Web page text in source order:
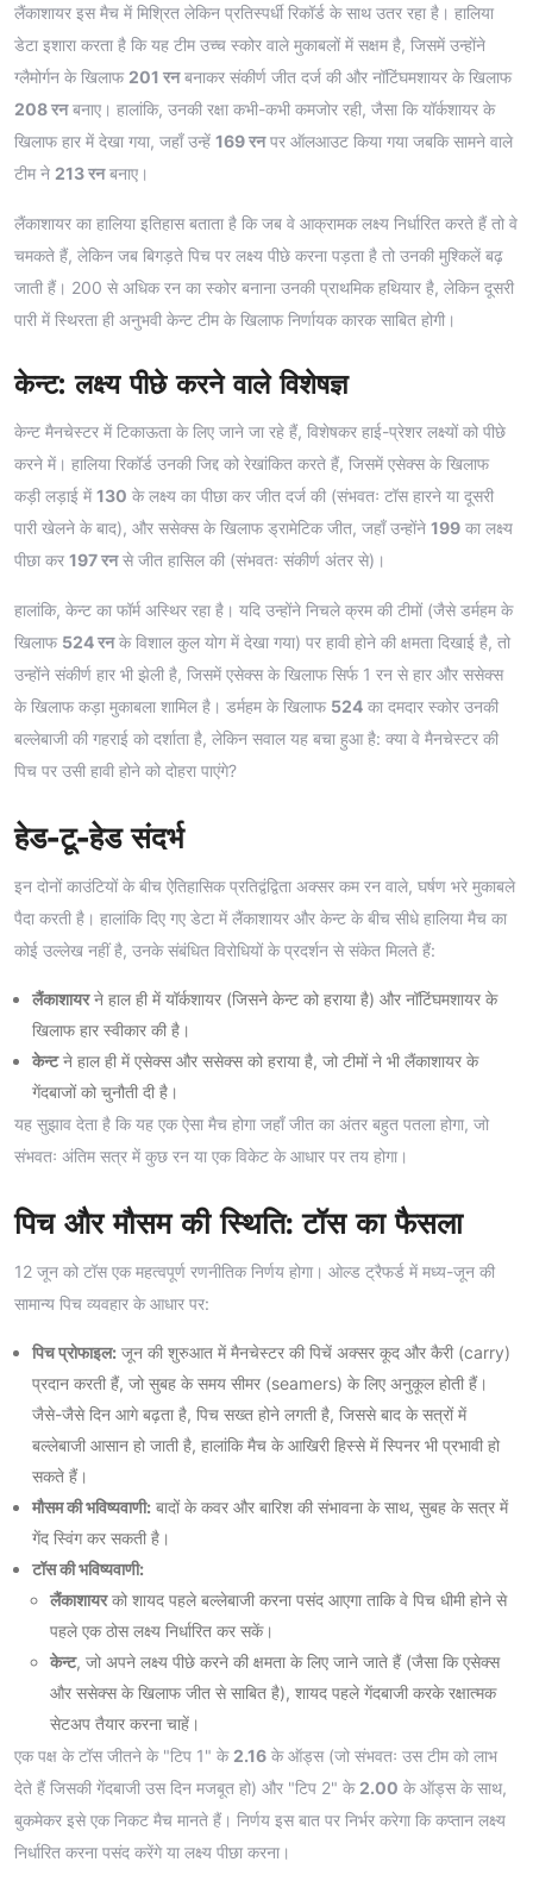
लैंकाशायर इस मैच में मिश्रित लेकिन प्रतिस्पर्धी रिकॉर्ड के साथ उतर रहा है। हालिया
डेटा इशारा करता है कि यह टीम उच्च स्कोर वाले मुकाबलों में सक्षम है, जिसमें उन्होंने
ग्लैमोर्गन के खिलाफ201 रनबनाकर संकीर्ण जीत दर्ज की और नॉटिंघमशायर के खिलाफ
208 रनबनाए। हालांकि, उनकी रक्षा कभी-कभी कमजोर रही, जैसा कि यॉर्कशायर के
खिलाफ हार में देखा गया, जहाँ उन्हें 169 रनपर ऑलआउट किया गया जबकि सामने वाले
टीम ने 213 रनबनाए।
लैंकाशायर का हालिया इतिहास बताता है कि जब वे आक्रामक लक्ष्य निर्धारित करते हैं तो वे
चमकते हैं, लेकिन जब बिगड़ते पिच पर लक्ष्य पीछे करना पड़ता है तो उनकी मुश्किलें बढ़
जाती हैं। 200 से अधिक रन का स्कोर बनाना उनकी प्राथमिक हथियार है, लेकिन दूसरी
पारी में स्थिरता ही अनुभवी केन्ट टीम के खिलाफ निर्णायक कारक साबित होगी।
केन्ट: लक्ष्य पीछे करने वाले विशेषज्ञ
केन्ट मैनचेस्टर में टिकाऊता के लिए जाने जा रहे हैं, विशेषकर हाई-प्रेशर लक्ष्यों को पीछे
करने में। हालिया रिकॉर्ड उनकी जिद्द को रेखांकित करते हैं, जिसमें एसेक्स के खिलाफ
कड़ी लड़ाई में130 के लक्ष्य का पीछा कर जीत दर्ज की (संभवतः टॉस हारने या दूसरी
पारी खेलने के बाद), और ससेक्स के खिलाफ ड्रामेटिक जीत, जहाँ उन्होंने 199 का लक्ष्य
पीछा कर 197 रनसे जीत हासिल की (संभवतः संकीर्ण अंतर से)।
हालांकि, केन्ट का फॉर्म अस्थिर रहा है। यदि उन्होंने निचले क्रम की टीमों (जैसे डर्महम के
खिलाफ 524 रनके विशाल कुल योग में देखा गया) पर हावी होने की क्षमता दिखाई है, तो
उन्होंने संकीर्ण हार भी झेली है, जिसमें एसेक्स के खिलाफ सिर्फ 1 रन से हार और ससेक्स
के खिलाफ कड़ा मुकाबला शामिल है। डर्महम के खिलाफ 524 का दमदार स्कोर उनकी
बल्लेबाजी की गहराई को दर्शाता है, लेकिन सवाल यह बचा हुआ है: क्या वे मैनचेस्टर की
पिच पर उसी हावी होने को दोहरा पाएंगे?
हेड-टू-हेड संदर्भ
इन दोनों काउंटियों के बीच ऐतिहासिक प्रतिद्वंद्विता अक्सर कम रन वाले, घर्षण भरे मुकाबले
पैदा करती है। हालांकि दिए गए डेटा में लैंकाशायर और केन्ट के बीच सीधे हालिया मैच का
कोई उल्लेख नहीं है, उनके संबंधित विरोधियों के प्रदर्शन से संकेत मिलते हैं:
लैंकाशायरने हाल ही में यॉर्कशायर (जिसने केन्ट को हराया है) और नॉटिंघमशायर के
खिलाफ हार स्वीकार की है।
केन्टने हाल ही में एसेक्स और ससेक्स को हराया है, जो टीमों ने भी लैंकाशायर के
गेंदबाजों को चुनौती दी है।
यह सुझाव देता है कि यह एक ऐसा मैच होगा जहाँ जीत का अंतर बहुत पतला होगा, जो
संभवतः अंतिम सत्र में कुछ रन या एक विकेट के आधार पर तय होगा।
पिच और मौसम की स्थिति: टॉस का फैसला
12 जून को टॉस एक महत्वपूर्ण रणनीतिक निर्णय होगा। ओल्ड ट्रैफर्ड में मध्य-जून की
सामान्य पिच व्यवहार के आधार पर:
पिच प्रोफाइल: जून की शुरुआत में मैनचेस्टर की पिचें अक्सर कूद और कैरी (carry)
प्रदान करती हैं, जो सुबह के समय सीमर (seamers) के लिए अनुकूल होती हैं।
जैसे-जैसे दिन आगे बढ़ता है, पिच सख्त होने लगती है, जिससे बाद के सत्रों में
बल्लेबाजी आसान हो जाती है, हालांकि मैच के आखिरी हिस्से में स्पिनर भी प्रभावी हो
सकते हैं।
मौसम की भविष्यवाणी: बादों के कवर और बारिश की संभावना के साथ, सुबह के सत्र में
गेंद स्विंग कर सकती है।
टॉस की भविष्यवाणी:
लैंकाशायरको शायद पहले बल्लेबाजी करना पसंद आएगा ताकि वे पिच धीमी होने से
पहले एक ठोस लक्ष्य निर्धारित कर सकें।
केन्ट, जो अपने लक्ष्य पीछे करने की क्षमता के लिए जाने जाते हैं (जैसा कि एसेक्स
और ससेक्स के खिलाफ जीत से साबित है), शायद पहले गेंदबाजी करके रक्षात्मक
सेटअप तैयार करना चाहें।
एक पक्ष के टॉस जीतने के "टिप 1" के2.16 के ऑड्स (जो संभवतः उस टीम को लाभ
देते हैं जिसकी गेंदबाजी उस दिन मजबूत हो) और "टिप 2" के2.00 के ऑड्स के साथ,
बुकमेकर इसे एक निकट मैच मानते हैं। निर्णय इस बात पर निर्भर करेगा कि कप्तान लक्ष्य
निर्धारित करना पसंद करेंगे या लक्ष्य पीछा करना।